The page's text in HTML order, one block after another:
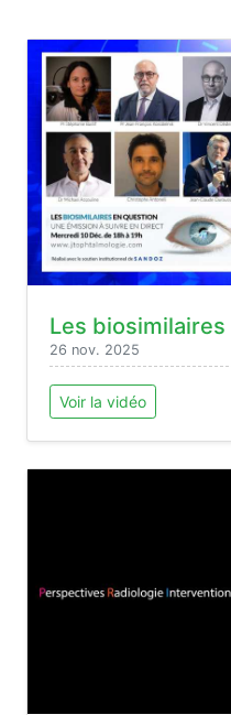
Les
26 nov. 2025
Voir la vidéo